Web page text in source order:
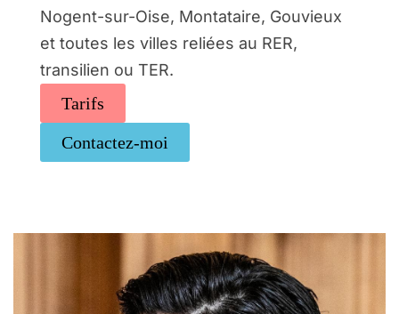
Nogent-sur-Oise, Montataire, Gouvieux
et toutes les villes reliées au RER,
transilien ou TER.
Tarifs
Contactez-moi